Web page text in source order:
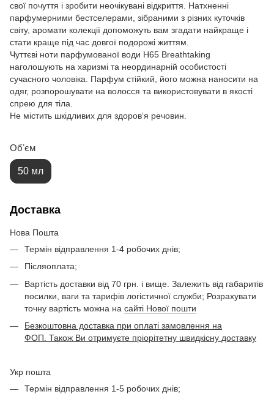
свої почуття і зробити неочікувані відкриття. Натхненні
парфумерними бестселерами, зібраними з різних куточків
світу, аромати колекції допоможуть вам згадати найкраще і
стати краще під час довгої подорожі життям.
Чуттєві ноти парфумованої води H65 Breathtaking
наголошують на харизмі та неординарній особистості
сучасного чоловіка. Парфум стійкий, його можна наносити на
одяг, розпорошувати на волосся та використовувати в якості
спрею для тіла.
Не містить шкідливих для здоров‘я речовин.
Обʼєм
50 мл
Доставка
Нова Пошта
Термін відправлення 1-4 робочих днів;
Післяоплата;
Вартість доставки від 70 грн. і вище. Залежить від габаритів
посилки, ваги та тарифів логістичної служби; Розрахувати
точну вартість можна на сайті Нової пошти
Безкоштовна доставка при оплаті замовлення на
ФОП. Також Ви отримуєте пріорітетну швидкісну доставку
Укр пошта
Термін відправлення 1-5 робочих днів;